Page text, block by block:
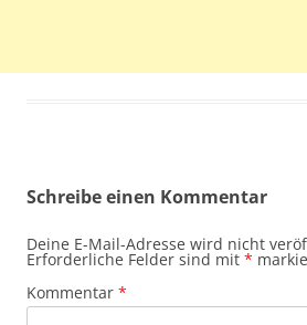
Schreibe einen Kommentar
Deine E-Mail-Adresse wird nicht
Erforderliche Felder sind mit *
Kommentar *